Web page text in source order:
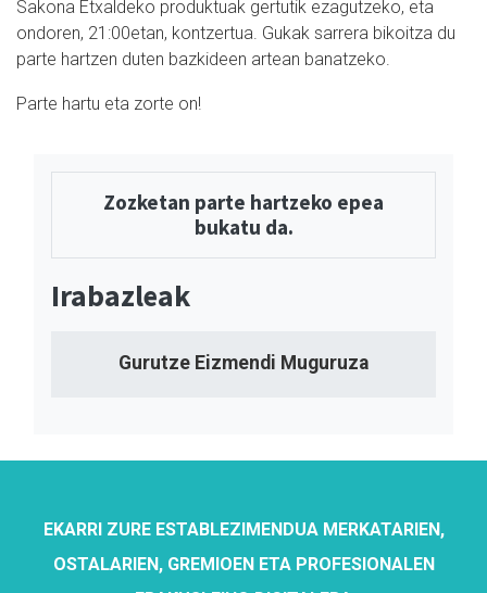
Sakona Etxaldeko produktuak gertutik ezagutzeko, eta
ondoren, 21:00etan, kontzertua. Gukak sarrera bikoitza du
parte hartzen duten bazkideen artean banatzeko.
Parte hartu eta zorte on!
Zozketan parte hartzeko epea
bukatu da.
Irabazleak
Gurutze Eizmendi Muguruza
EKARRI ZURE ESTABLEZIMENDUA MERKATARIEN,
OSTALARIEN, GREMIOEN ETA PROFESIONALEN